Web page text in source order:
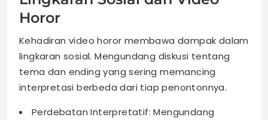
Horor
Kehadiran video horor membawa dampak dalam
lingkaran sosial. Mengundang diskusi tentang
tema dan ending yang sering memancing
interpretasi berbeda dari tiap penontonnya.
Perdebatan Interpretatif: Mengundang